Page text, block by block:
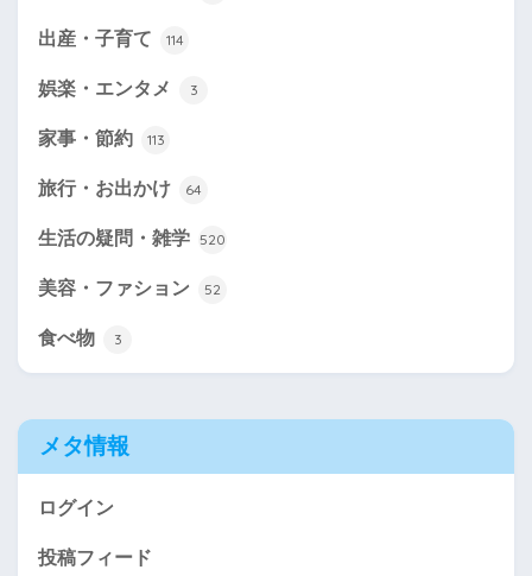
出産・子育て 114
娯楽・エンタメ 3
家事・節約 113
旅行・お出かけ 64
生活の疑問・雑学 520
美容・ファション 52
食べ物 3
メタ情報
ログイン
投稿フィード